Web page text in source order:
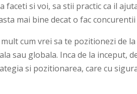
faceti si voi, sa stii practic ca il
mai bine decat o fac concurentii
cum vrei sa te pozitionezi de
sau globala. Inca de la inceput,
si pozitionarea, care cu